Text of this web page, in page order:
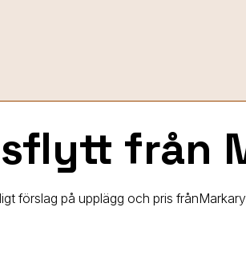
från
förslag på upplägg och pris från